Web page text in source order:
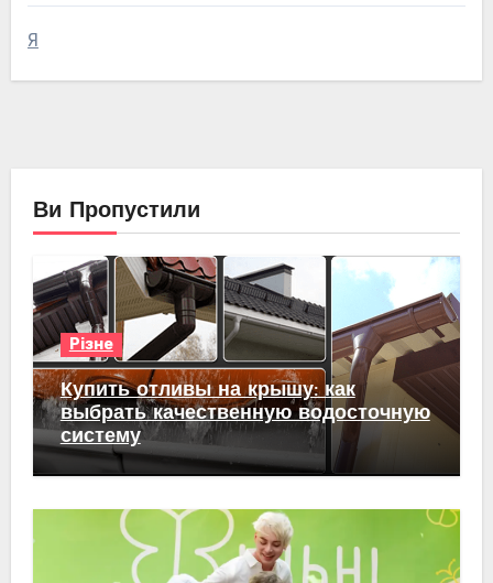
Я
Ви Пропустили
Різне
Купить отливы на крышу: как
выбрать качественную водосточную
систему